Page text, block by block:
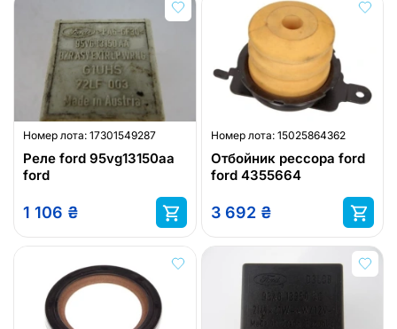
Номер лота: 17301549287
Реле ford 95vg13150aa
ford
1 106 ₴
Номер лота: 15025864362
Отбойник рессора ford
ford 4355664
3 692 ₴